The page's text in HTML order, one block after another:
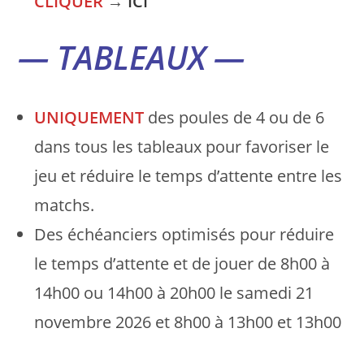
— TABLEAUX —
UNIQUEMENT des poules de 4 ou de 6
dans tous les tableaux pour favoriser le
jeu et réduire le temps d’attente entre les
matchs.
Des échéanciers optimisés pour réduire
le temps d’attente et de jouer de 8h00 à
14h00 ou 14h00 à 20h00 le samedi 21
novembre 2026 et 8h00 à 13h00 et 13h00